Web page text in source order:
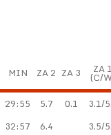
MIN ZA 2 ZA 3 ZA 1
(C/
29:55 5.7 0.1 3.1/
32:57 6.4 3.5/